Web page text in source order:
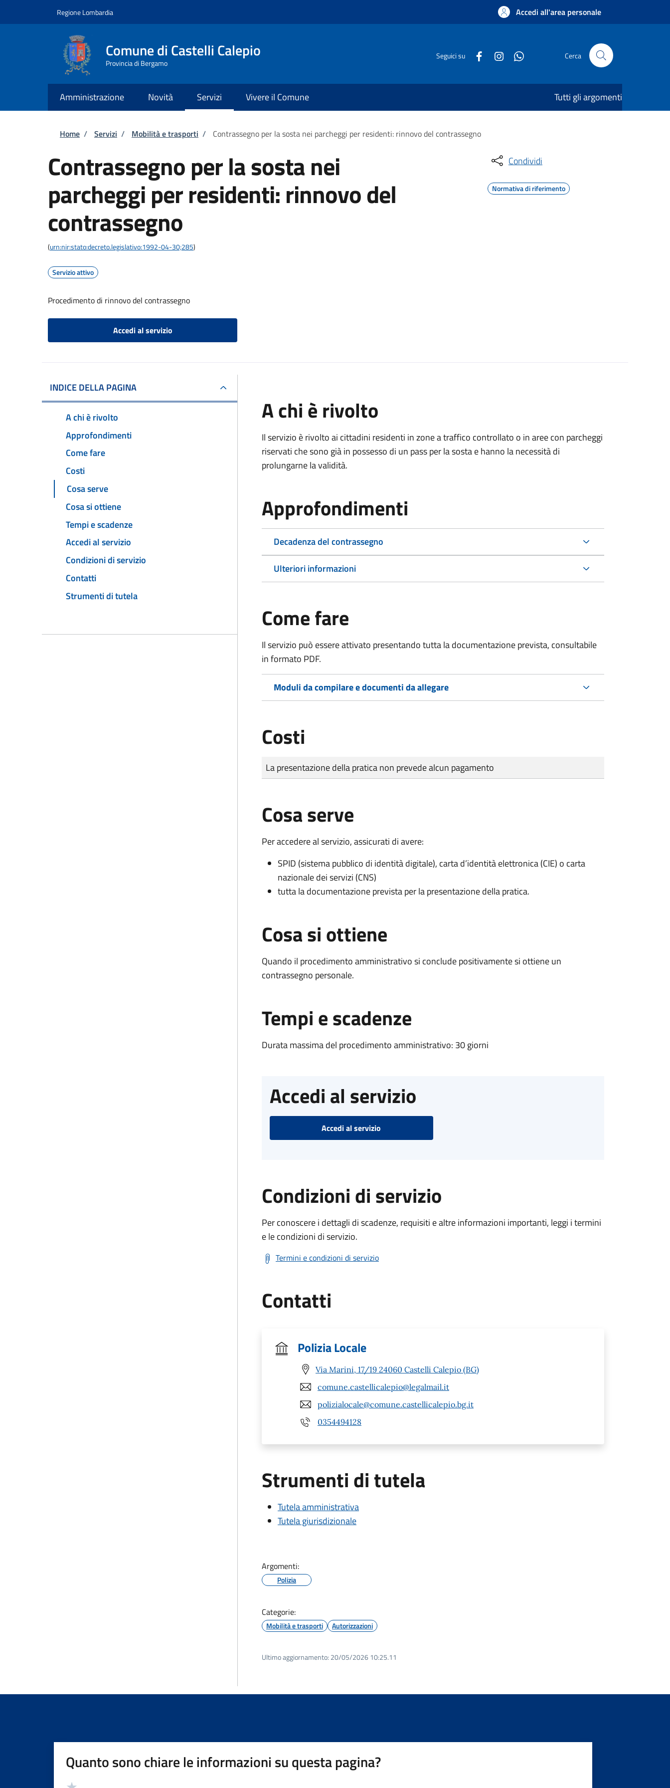
Regione Lombardia Accedi all'area personale
Comune di Castelli Calepio
Provincia di Bergamo
Seguici su Cerca
Amministrazione Novità Servizi Vivere il Comune Tutti gli argomenti
Briciole di pane
Home / Servizi / Mobilità e trasporti / Contrassegno per la sosta nei parcheggi per residenti: rinnovo del contrassegno
Contrassegno per la sosta nei
parcheggi per residenti: rinnovo del
contrassegno
(urn:nir:stato:decreto.legislativo:1992-04-30;285)
Servizio attivo
Procedimento di rinnovo del contrassegno
Accedi al servizio
Condividi
Normativa di riferimento
INDICE DELLA PAGINA
A chi è rivolto
Approfondimenti
Come fare
Costi
Cosa serve
Cosa si ottiene
Tempi e scadenze
Accedi al servizio
Condizioni di servizio
Contatti
Strumenti di tutela
A chi è rivolto
Il servizio è rivolto ai cittadini residenti in zone a traffico controllato o in aree con parcheggi
riservati che sono già in possesso di un pass per la sosta e hanno la necessità di
prolungarne la validità.
Approfondimenti
Decadenza del contrassegno
Ulteriori informazioni
Come fare
Il servizio può essere attivato presentando tutta la documentazione prevista, consultabile
in formato PDF.
Moduli da compilare e documenti da allegare
Costi
Tipo di pagamento
Importo
La presentazione della pratica non prevede alcun pagamento
Cosa serve
Per accedere al servizio, assicurati di avere:
SPID (sistema pubblico di identità digitale), carta d’identità elettronica (CIE) o carta
nazionale dei servizi (CNS)
tutta la documentazione prevista per la presentazione della pratica.
Cosa si ottiene
Quando il procedimento amministrativo si conclude positivamente si ottiene un
contrassegno personale.
Tempi e scadenze
Durata massima del procedimento amministrativo: 30 giorni
Accedi al servizio
Accedi al servizio
Condizioni di servizio
Per conoscere i dettagli di scadenze, requisiti e altre informazioni importanti, leggi i termini
e le condizioni di servizio.
Termini e condizioni di servizio
Contatti
Polizia Locale
Via Marini, 17/19 24060 Castelli Calepio (BG)
comune.castellicalepio@legalmail.it
polizialocale@comune.castellicalepio.bg.it
0354494128
Strumenti di tutela
Tutela amministrativa
Tutela giurisdizionale
Argomenti:
Polizia
Categorie:
Mobilità e trasporti Autorizzazioni
Ultimo aggiornamento: 20/05/2026 10:25.11
Quanto sono chiare le informazioni su questa pagina?
Valutazione